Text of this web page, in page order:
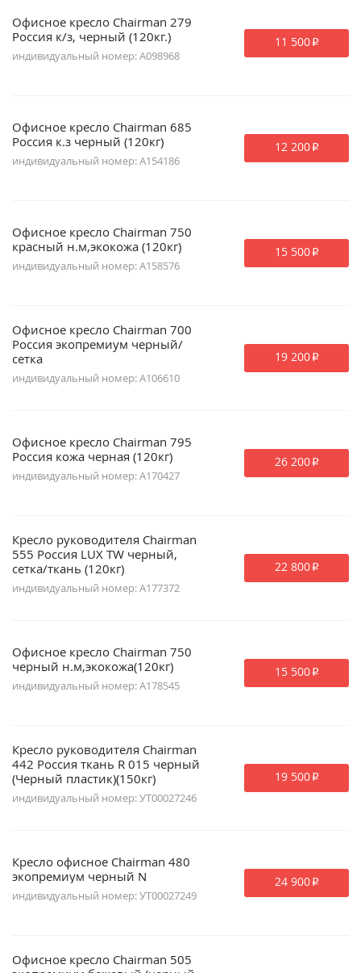
Офисное кресло Chairman 279
Россия к/з, черный (120кг.)
индивидуальный номер: A098968
11 500p
Офисное кресло Chairman 685
Россия к.з черный (120кг)
индивидуальный номер: A154186
12 200p
Офисное кресло Chairman 750
красный н.м,экокожа (120кг)
индивидуальный номер: A158576
15 500p
Офисное кресло Chairman 700
Россия экопремиум черный/
сетка
индивидуальный номер: A106610
19 200p
Офисное кресло Chairman 795
Россия кожа черная (120кг)
индивидуальный номер: A170427
26 200p
Кресло руководителя Chairman
555 Россия LUX TW черный,
сетка/ткань (120кг)
индивидуальный номер: A177372
22 800p
Офисное кресло Chairman 750
черный н.м,экокожа(120кг)
индивидуальный номер: A178545
15 500p
Кресло руководителя Chairman
442 Россия ткань R 015 черный
(Черный пластик)(150кг)
индивидуальный номер: УТ00027246
19 500p
Кресло офисное Chairman 480
экопремиум черный N
индивидуальный номер: УТ00027249
24 900p
Офисное кресло Chairman 505